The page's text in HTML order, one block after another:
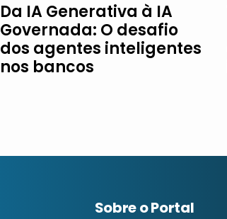
Da IA Generativa à IA
Governada: O desafio
dos agentes inteligentes
nos bancos
Sobre o Portal